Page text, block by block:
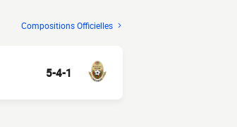
Compositions Officielles
5-4-1